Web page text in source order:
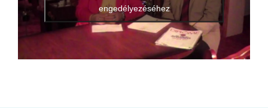
engedélyezéséhez